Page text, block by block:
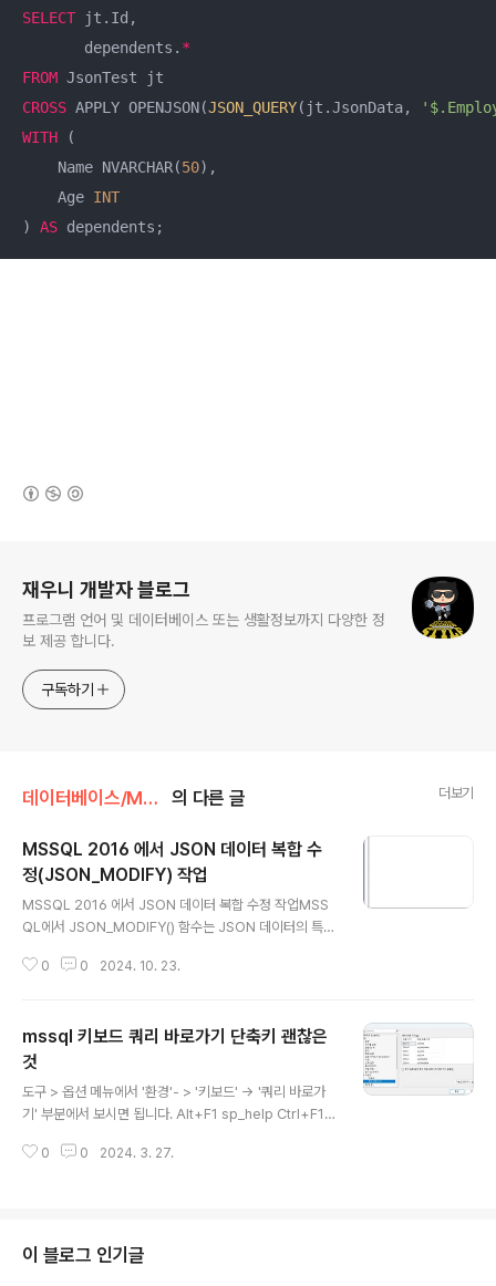
SELECT jt.Id,
       dependents.
*
FROM
CROSS APPLY OPENJSON(JSON_QUERY(jt.JsonData,
WITH (
    Name NVARCHAR(
50),
    Age
INT
) AS dependents;
재우니 개발자 블로그
프로그램 언어 및 데이터베이스 또는 생활정보까지 다양한 정
보 제공 합니다.
구독하기
데이터베이스/MS-SQL 😃 의 다른 글 더보기
MSSQL 2016 에서 JSON 데이터 복합 수
정(JSON_MODIFY) 작업
MSSQL 2016 에서 JSON 데이터 복합 수정 작업MSS
QL에서 JSON_MODIFY() 함수는 JSON 데이터의 특정
여러 값을 동시에 수정해야 하는 경우, 한 번에 수정할 수
해 JSON 데이터를 효율적으로 수정하는 방법을 설명하겠
습니다.1. 기본적인 JSON 수정예제 1: 단일 값 수정먼저,
단일 값을 수정하는 간단한 예제부터 살펴보겠습니다.DE
CLARE @jsonInfo NVARCHAR(MAX) SET @jsonI
nfo = N'{ "info": { "type": 1, "address": ..
0 0 2024. 10. 23.
mssql 키보드 쿼리 바로가기 단축키 괜찮은
것
도구 > 옵션 메뉴에서 '환경'- > '키보드' -> '쿼리 바로가
기' 부분에서 보시면 됩니다. Alt+F1 sp_help Ctrl+F1 s
3 sp_helptext Ctrl+4 sp_helpstatus Ctrl+5 sele
et statistics io off;set statistics time off; 이걸 단축
키 지정해서 별도로 사용해도 좋을 내용입니다...
0 0 2024. 3. 27.
이 블로그 인기글